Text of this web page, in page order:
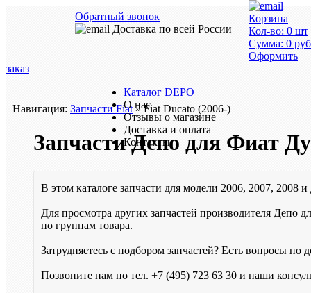
Навигация: Запчасти Fiat» Fiat Ducato (2006-)
Запчасти Депо для Фиат
В этом каталоге запчасти для модели 2006, 2007, 2008
Для просмотра других запчастей производителя Депо
по группам товара.
Затрудняетесь с подбором запчастей? Есть вопросы по
Позвоните нам по тел. +7 (495) 723 63 30 и наши
Обратный звонок
Доставка по всей России
Корзина
Кол-во: 0 шт
Сумма: 0
Оформить
заказ
Каталог DEPO
О нас
Отзывы о магазине
Доставка и оплата
Контакты